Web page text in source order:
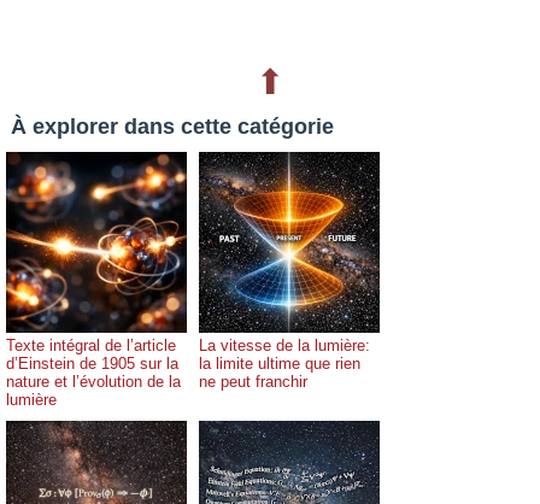
⬆
À explorer dans cette catégorie
Texte intégral de l’article
d’Einstein de 1905 sur la
nature et l’évolution de la
lumière
La vitesse de la lumière:
la limite ultime que rien
ne peut franchir